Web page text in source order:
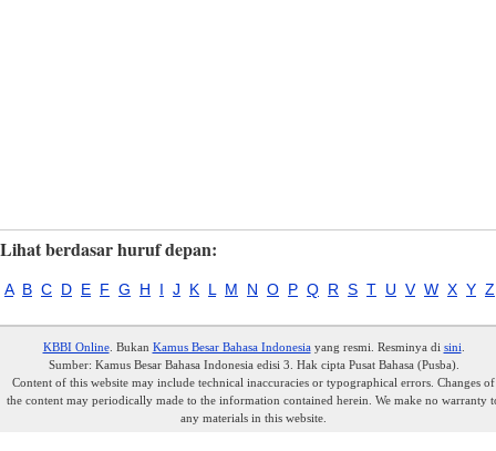
Lihat berdasar huruf depan:
A B C D E F G H I J K L M N O P Q R S T U V W X Y Z
KBBI Online. Bukan Kamus Besar Bahasa Indonesiayang resmi. Resminya di sini
Sumber: Kamus Besar Bahasa Indonesia edisi 3. Hak cipta Pusat Bahasa (Pusba).
Content of this website may include technical inaccuracies or typographical errors. Changes of
the content may periodically made to the information contained herein. We make no warranty
any materials in this website.